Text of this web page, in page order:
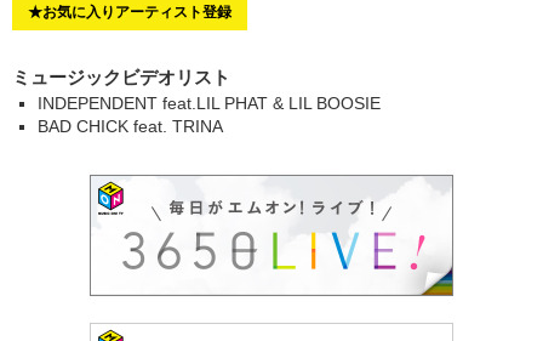
★お気に入りアーティスト登録
ミュージックビデオリスト
INDEPENDENT feat.LIL PHAT & LIL BOOSIE
BAD CHICK feat. TRINA